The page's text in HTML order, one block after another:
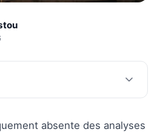
voyager à Wudil
de Wudilabsente des analyses